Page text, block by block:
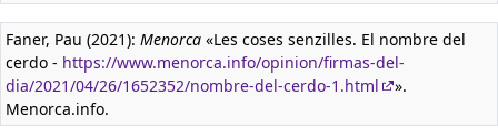
Faner, Pau (2021): Menorca «Les coses senzilles. El nombre del
cerdo - https://www.menorca.info/opinion/firmas-del-
dia/2021/04/26/1652352/nombre-del-cerdo-1.html
».
Menorca.info.